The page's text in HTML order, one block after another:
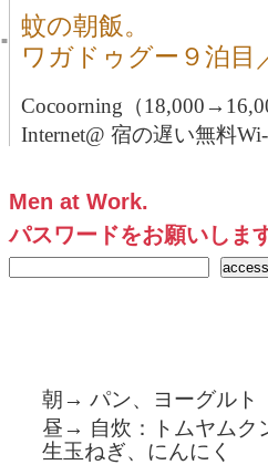
■
蚊の朝飯。
ワガドゥグー９泊
Cocoorning（
Internet@ 宿の遅い無料
Men at Work.
パスワードをお願いしま
朝→ パン、ヨーグルト
昼→ 自炊：トムヤムク
生玉ねぎ、にんにく